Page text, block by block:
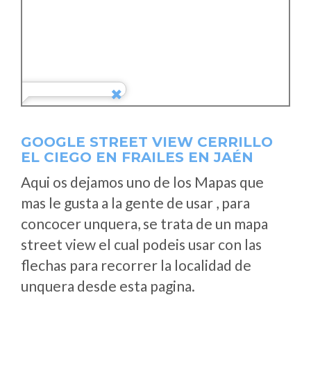
GOOGLE STREET VIEW CERRILLO
EL CIEGO EN FRAILES EN JAÉN
Aqui os dejamos uno de los Mapas que
mas le gusta a la gente de usar , para
concocer unquera, se trata de un mapa
street view el cual podeis usar con las
flechas para recorrer la localidad de
unquera desde esta pagina.